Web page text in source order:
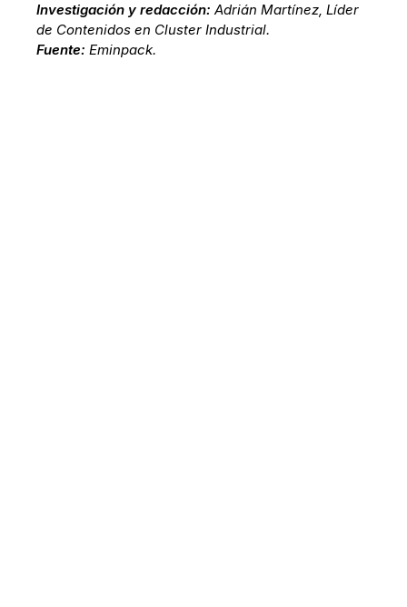
Investigación y redacción: Adrián Martínez, Líder
de Contenidos en Cluster Industrial.
Fuente: Eminpack.